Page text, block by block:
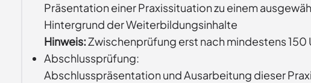
Präsentation einer Praxissituation zu einem
Hintergrund der Weiterbildungsinhalte
Hinweis:Zwischenprüfung erst nach mindestens 150
Abschlussprüfung:
Abschlusspräsentation und Ausarbeitung dieser